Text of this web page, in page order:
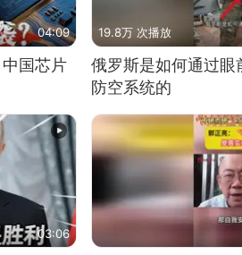
04:09
国芯片
19.8万 次播放
俄罗斯是如何通过眼
防空系统的
03:06